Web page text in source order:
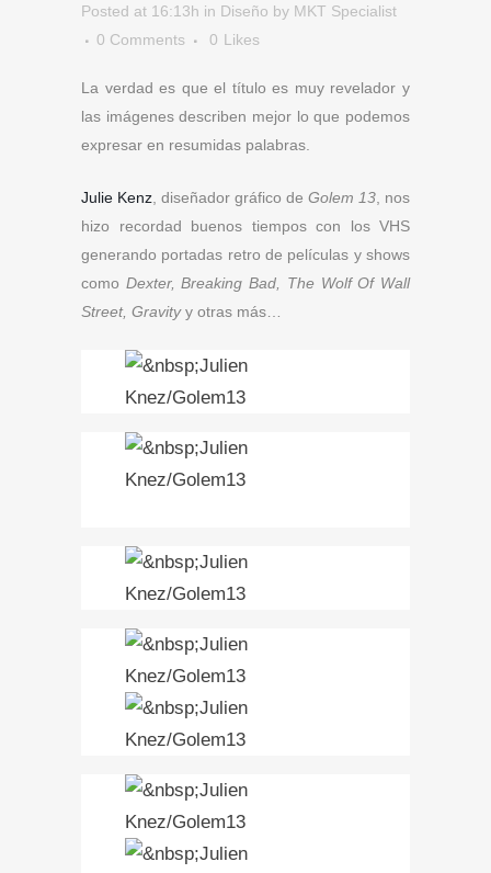
Posted at 16:13h in Diseño by MKT Specialist
0 Comments
0 Likes
La verdad es que el título es muy revelador y
las imágenes describen mejor lo que podemos
expresar en resumidas palabras.
Julie Kenz , diseñador gráfico de Golem 13 , nos
hizo recordad buenos tiempos con los VHS
generando portadas retro de películas y shows
como Dexter, Breaking Bad, The Wolf Of Wall
Street, Gravityy otras más…